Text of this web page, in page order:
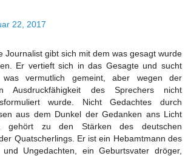
22, 2017
Journalist gibt sich mit dem was gesagt wurde
Er vertieft sich in das Gesagte und sucht
vermutlich gemeint, aber wegen der
Ausdruckfähigkeit des Sprechers nicht
wurde. Nicht Gedachtes durch
aus dem Dunkel der Gedanken ans Licht
gehört zu den Stärken des deutschen
Quatscherlings. Er ist ein Hebamtmann des
und Ungedachten, ein Geburtsvater dröger,